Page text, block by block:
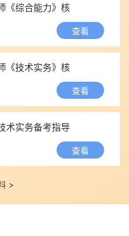
学信网申请PDF认证报
走人工核验通道
地人事考试网公告，确认
支付凭证，等待系统刷新，
换浏览器
用电脑操作吗?
国人事考试网。报名系统对手
报、在线缴费等环节在电脑端
《综合能力》核
查看
《技术实务》核
查看
术实务备考指导
查看
>